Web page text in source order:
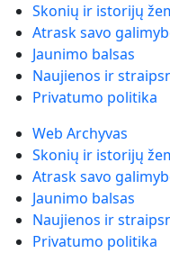
Skonių ir istorijų
Atrask savo
Jaunimo balsas
Naujienos ir
Privatumo politika
Web Archyvas
Skonių ir istorijų
Atrask savo
Jaunimo balsas
Naujienos ir
Privatumo politika